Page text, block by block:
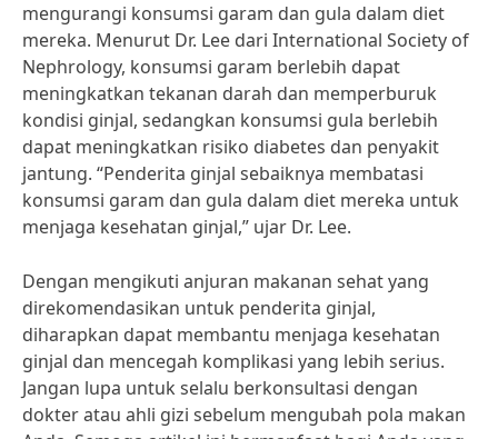
mengurangi konsumsi garam dan gula dalam diet
mereka. Menurut Dr. Lee dari International Society of
Nephrology, konsumsi garam berlebih dapat
meningkatkan tekanan darah dan memperburuk
kondisi ginjal, sedangkan konsumsi gula berlebih
dapat meningkatkan risiko diabetes dan penyakit
jantung. “Penderita ginjal sebaiknya membatasi
konsumsi garam dan gula dalam diet mereka untuk
menjaga kesehatan ginjal,” ujar Dr. Lee.
Dengan mengikuti anjuran makanan sehat yang
direkomendasikan untuk penderita ginjal,
diharapkan dapat membantu menjaga kesehatan
ginjal dan mencegah komplikasi yang lebih serius.
Jangan lupa untuk selalu berkonsultasi dengan
dokter atau ahli gizi sebelum mengubah pola makan